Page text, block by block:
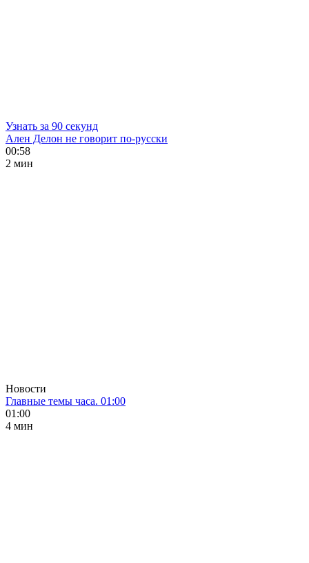
Узнать за 90 секунд
Ален Делон не говорит по-русски
00:58
2 мин
Новости
Главные темы часа. 01:00
01:00
4 мин